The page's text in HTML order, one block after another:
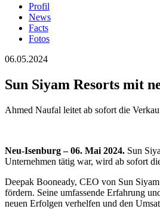
Profil
News
Facts
Fotos
06.05.2024
Sun Siyam Resorts mit
Ahmed Naufal leitet ab sofort die
Neu-Isenburg – 06. Mai 2024. Sun
Unternehmen tätig war, wird ab sofort
Deepak Booneady, CEO von Sun
fördern. Seine umfassende Erfahrung
neuen Erfolgen verhelfen und den